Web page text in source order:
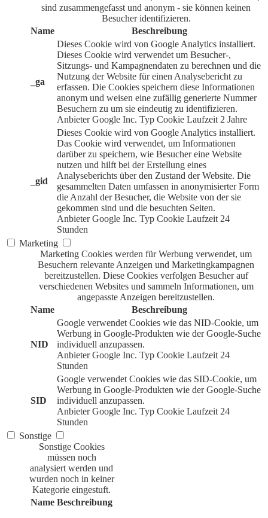
sind zusammengefasst und anonym - sie können keinen
Besucher identifizieren.
Name
Beschreibung
_ga
Dieses Cookie wird von Google Analytics installiert.
Dieses Cookie wird verwendet um Besucher-,
Sitzungs- und Kampagnendaten zu berechnen und die
Nutzung der Website für einen Analysebericht zu
erfassen. Die Cookies speichern diese Informationen
anonym und weisen eine zufällig generierte Nummer
Besuchern zu um sie eindeutig zu identifizieren.
Anbieter Google Inc. Typ Cookie Laufzeit 2 Jahre
_gid
Dieses Cookie wird von Google Analytics installiert.
Das Cookie wird verwendet, um Informationen
darüber zu speichern, wie Besucher eine Website
nutzen und hilft bei der Erstellung eines
Analyseberichts über den Zustand der Website. Die
gesammelten Daten umfassen in anonymisierter Form
die Anzahl der Besucher, die Website von der sie
gekommen sind und die besuchten Seiten.
Anbieter Google Inc. Typ Cookie Laufzeit 24
Stunden
Marketing
Marketing Cookies werden für Werbung verwendet, um
Besuchern relevante Anzeigen und Marketingkampagnen
bereitzustellen. Diese Cookies verfolgen Besucher auf
verschiedenen Websites und sammeln Informationen, um
angepasste Anzeigen bereitzustellen.
Name
Beschreibung
NID
Google verwendet Cookies wie das NID-Cookie, um
Werbung in Google-Produkten wie der Google-Suche
individuell anzupassen.
Anbieter Google Inc. Typ Cookie Laufzeit 24
Stunden
SID
Google verwendet Cookies wie das SID-Cookie, um
Werbung in Google-Produkten wie der Google-Suche
individuell anzupassen.
Anbieter Google Inc. Typ Cookie Laufzeit 24
Stunden
Sonstige
Sonstige Cookies
müssen noch
analysiert werden und
wurden noch in keiner
Kategorie eingestuft.
Name Beschreibung